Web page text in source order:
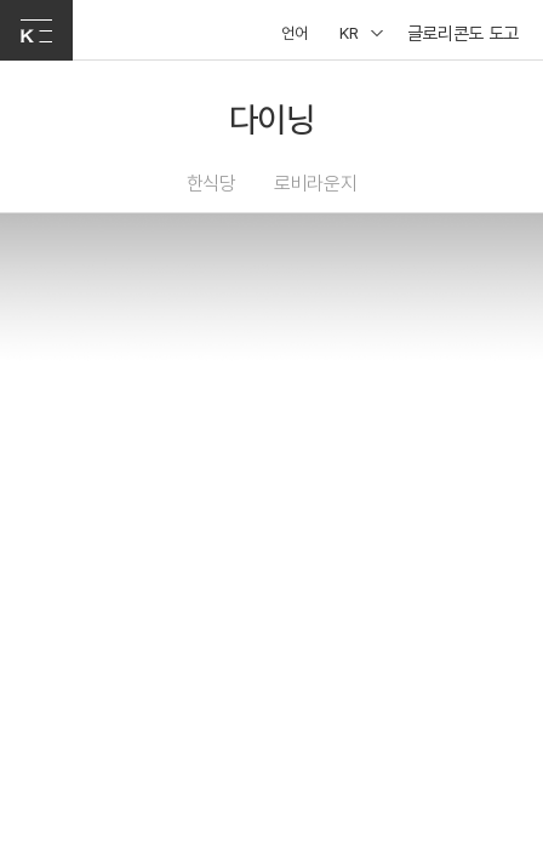
언어 KR 글로리콘도 도고
다이닝
한식당 로비라운지